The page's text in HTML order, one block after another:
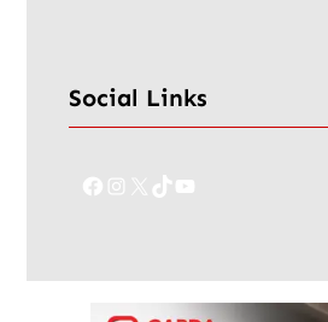
Social Links
Facebook Instagram TikTok YouTube